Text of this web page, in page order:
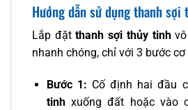
Hướng dẫn sử dụng thanh
Lắp đặtthanh sợi thủy tinhvô
nhanh chóng, chỉ với 3 bước cơ
Bước 1: Cố định hai đầu
tinhxuống đất hoặc vào